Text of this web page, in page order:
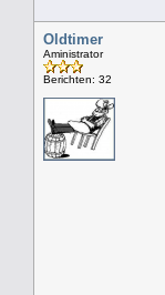
Oldtimer
Aministrator
Berichten: 32